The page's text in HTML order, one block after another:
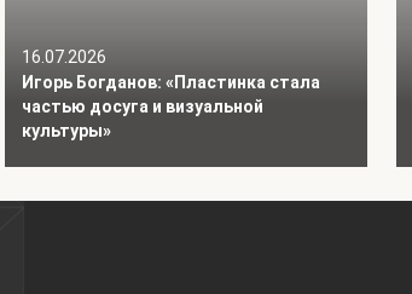
16.07.2026
Игорь Богданов: «Пластинка стала
частью досуга и визуальной
культуры»